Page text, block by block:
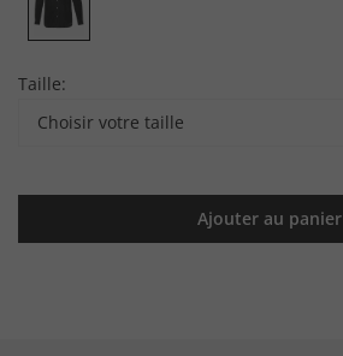
Taille:
Choisir votre taille
Ajouter au panier